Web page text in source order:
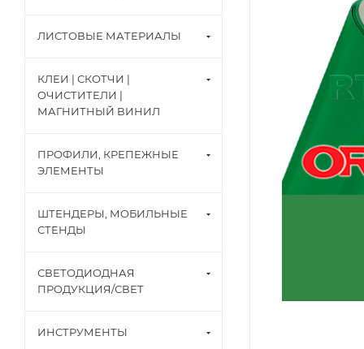
ЛИСТОВЫЕ МАТЕРИАЛЫ
КЛЕИ | СКОТЧИ |
ОЧИСТИТЕЛИ |
МАГНИТНЫЙ ВИНИЛ
ПРОФИЛИ, КРЕПЕЖНЫЕ
ЭЛЕМЕНТЫ
ШТЕНДЕРЫ, МОБИЛЬНЫЕ
СТЕНДЫ
СВЕТОДИОДНАЯ
ПРОДУКЦИЯ/СВЕТ
ИНСТРУМЕНТЫ